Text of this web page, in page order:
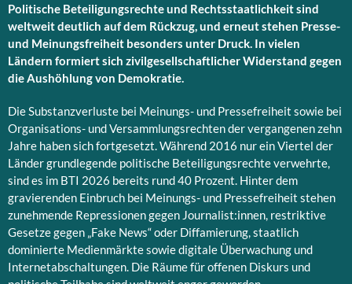
Politische Beteiligungsrechte und Rechtsstaatlichkeit sind
weltweit deutlich auf dem Rückzug, und erneut stehen Presse-
und Meinungsfreiheit besonders unter Druck. In vielen
Ländern formiert sich zivilgesellschaftlicher Widerstand gegen
die Aushöhlung von Demokratie.
Die Substanzverluste bei Meinungs- und Pressefreiheit sowie bei
Organisations- und Versammlungsrechten der vergangenen zehn
Jahre haben sich fortgesetzt. Während 2016 nur ein Viertel der
Länder grundlegende politische Beteiligungsrechte verwehrte,
sind es im BTI 2026 bereits rund 40 Prozent. Hinter dem
gravierenden Einbruch bei Meinungs- und Pressefreiheit stehen
zunehmende Repressionen gegen Journalist:innen, restriktive
Gesetze gegen „Fake News“ oder Diffamierung, staatlich
dominierte Medienmärkte sowie digitale Überwachung und
Internetabschaltungen. Die Räume für offenen Diskurs und